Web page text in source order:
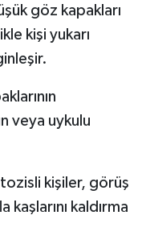
göz kapakları
kişi yukarı
veya uykulu
kişiler, görüş
kaşlarını kaldırma